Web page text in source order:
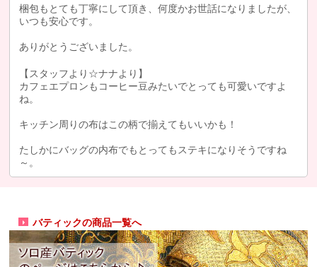
梱包もとても丁寧にして頂き、何度かお世話になりましたが、
いつも安心です。
ありがとうございました。
【スタッフより☆ナナより】
カフェエプロンもコーヒー豆みたいでとっても可愛いですよ
ね。
キッチン周りの布はこの柄で揃えてもいいかも！
たしかにバッグの内布でもとってもステキになりそうですね
～。
バティックの商品一覧へ